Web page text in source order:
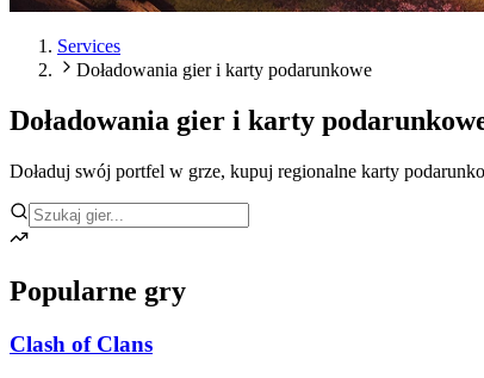
Services
Doładowania gier i karty podarunkowe
Doładowania gier i karty
Doładuj swój portfel w grze, kupuj regionalne karty
Popularne gry
Clash of Clans